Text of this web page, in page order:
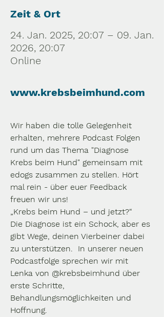
Zeit & Ort
24. Jan. 2025, 20:07 – 09. Jan.
2026, 20:07
Online
www.krebsbeimhund.com
Wir haben die tolle Gelegenheit
erhalten, mehrere Podcast Folgen
rund um das Thema "Diagnose
Krebs beim Hund" gemeinsam mit
edogs zusammen zu stellen. Hört
mal rein - über euer Feedback
freuen wir uns!
„Krebs beim Hund – und jetzt?“
Die Diagnose ist ein Schock, aber es
gibt Wege, deinen Vierbeiner dabei
zu unterstützen.  In unserer neuen
Podcastfolge sprechen wir mit
Lenka von @krebsbeimhund über
erste Schritte,
Behandlungsmöglichkeiten und
Hoffnung.